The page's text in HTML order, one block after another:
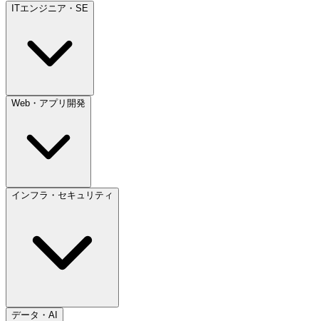
ITエンジニア・SE
Web・アプリ開発
インフラ・セキュリティ
データ・AI